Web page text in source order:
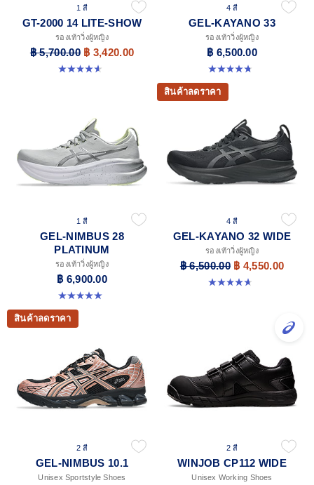
1 สี
GT-2000 14 LITE-SHOW
รองเท้าวิ่งผู้หญิง
฿ 5,700.00 ฿ 3,420.00
4.6 จาก 5 ดาว 5 รีวิว
4 สี
GEL-KAYANO 33
รองเท้าวิ่งผู้หญิง
฿ 6,500.00
4.8 จาก 5 ดาว 43 รีวิว
1 สี
GEL-NIMBUS 28
PLATINUM
รองเท้าวิ่งผู้หญิง
฿ 6,900.00
5.0 จาก 5 ดาว 1 รีวิว
สินค้าลดราคา
4 สี
GEL-KAYANO 32 WIDE
รองเท้าวิ่งผู้หญิง
฿ 6,500.00 ฿ 4,550.00
4.7 จาก 5 ดาว 12 รีวิว
สินค้าลดราคา
2 สี
GEL-NIMBUS 10.1
Unisex Sportstyle Shoes
2 สี
WINJOB CP112 WIDE
Unisex Working Shoes